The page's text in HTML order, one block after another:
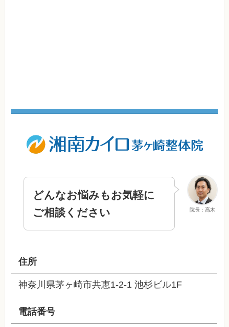
院長：高木
どんなお悩みもお気軽に
ご相談ください
住所
神奈川県茅ヶ崎市共恵1-2-1 池杉ビル1F
電話番号